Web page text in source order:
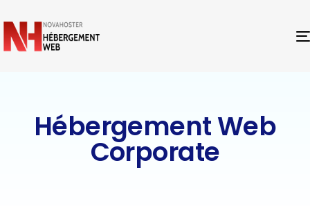
Hébergement Web
Corporate